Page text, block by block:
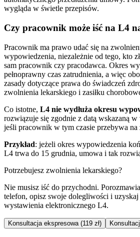
wygląda w świetle przepisów.
Czy pracownik może iść na L4
Pracownik ma prawo udać się na
wypowiedzenia, niezależnie od tego, kto
sam pracownik czy pracodawca. Okres
pełnoprawny czas zatrudnienia, a więc
zasady dotyczące prawa do świadczeń
zwolnienia lekarskiego i zasiłku
Co istotne, L4 nie wydłuża okresu
rozwiązuje się zgodnie z datą wskazaną
jeśli pracownik w tym czasie przebywa
Przykład: jeżeli okres wypowiedzenia
L4 trwa do 15 grudnia, umowa i tak
Potrzebujesz zwolnienia lekarskiego?
Nie musisz iść do przychodni.
telefon, opisz swoje dolegliwości i
wystawienia elektronicznego L4.
Konsultacja ekspresowa (119 zł)